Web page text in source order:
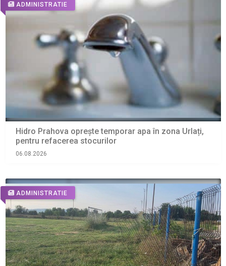
ADMINISTRATIE
Hidro Prahova oprește temporar apa în zona Urlați,
pentru refacerea stocurilor
06.08.2026
ADMINISTRATIE